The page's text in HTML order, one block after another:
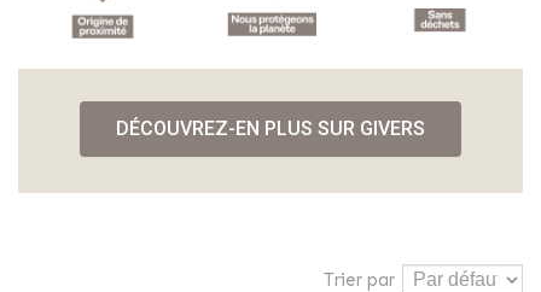
DÉCOUVREZ-EN PLUS SUR GIVERS
Trier par